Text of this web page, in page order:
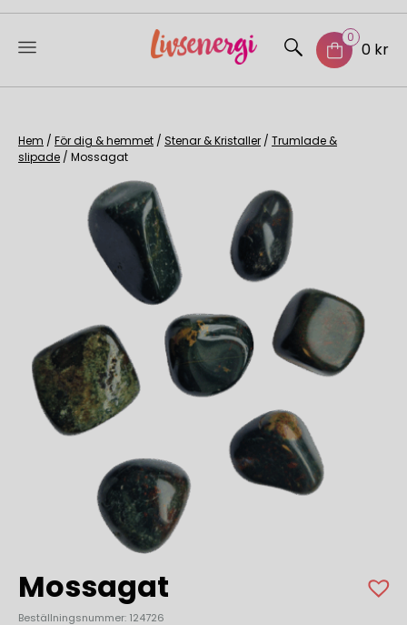
content
0
0 kr
Hem / För dig & hemmet / Stenar & Kristaller / Trumlade &
slipade / Mossagat
Mossagat
Beställningsnummer: 124726